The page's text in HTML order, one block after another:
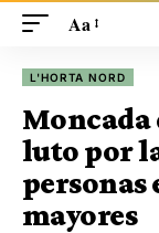
Aa
L'HORTA NORD
Moncada
luto por
personas
mayores